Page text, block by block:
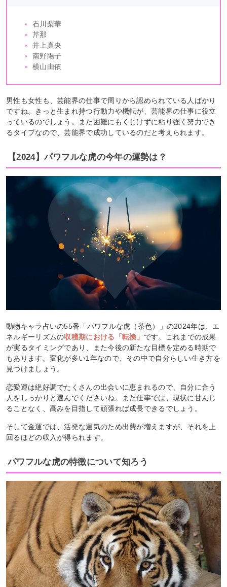
石川梨華
芹那
井上真央
南野陽子
横山由依
男性も女性も、芸能界の仕事で周りから認められている人ばかり
ですね。きっと生まれ持つ行動力や機転が、芸能界の仕事に役立
っているのでしょう。また困難にもくじけずに粘り強く努力でき
るタイプなので、芸能界で成功しているのだと考えられます。
【2024】パワフルな虎の今年の運勢は？
動物キャラ占いの55番「パワフルな虎（茶色）」の2024年は、エ
ネルギーリズムの収穫期における「転換」 です。これまでの成果
が実るタイミングであり、また今後の新たな目標を定める時期で
もあります。変化が多い1年なので、その中で自分らしい生き方を
見つけましょう。
恋愛運は絶好調でたくさんの出会いに恵まれるので、自分に合う
人をしっかりと選んでくださいね。また仕事では、現状に甘んじ
ることなく、高みを目指して頑張れば成長できるでしょう。
そして金運では、活発な運気のため出費が増えますが、それを上
回るほどの収入が得られます。
パワフルな虎の特徴について知ろう